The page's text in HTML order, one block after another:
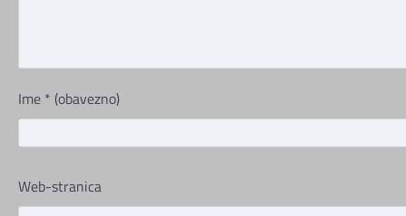
Ime * (obavezno)
Web-stranica